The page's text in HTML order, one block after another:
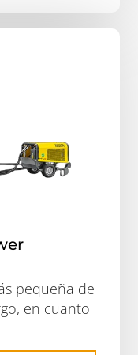
pequeña de
en cuanto